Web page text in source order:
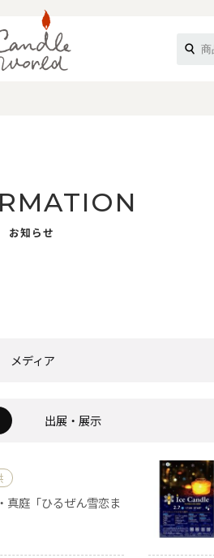
お知らせ
メディア
出展・展示
真庭「ひるぜん雪恋ま